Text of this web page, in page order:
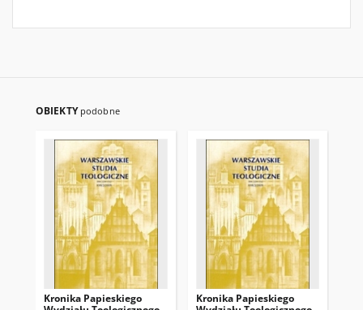
OBIEKTY podobne
Kronika Papieskiego
Kronika Papieskiego